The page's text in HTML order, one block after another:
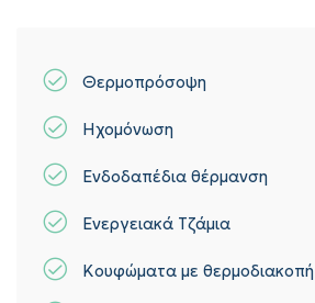
Θερμοπρόσοψη
Ηχομόνωση
Ενδοδαπέδια θέρμανση
Ενεργειακά Τζάμια
Κουφώματα με θερμοδιακοπή